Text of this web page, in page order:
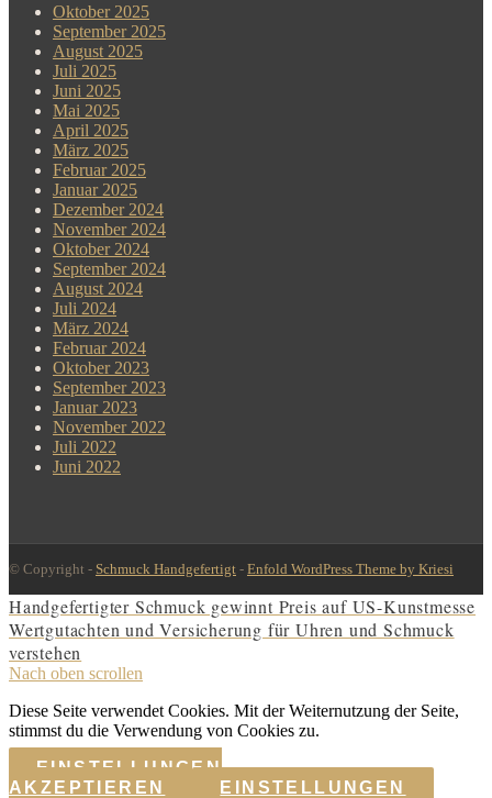
Oktober 2025
September 2025
August 2025
Juli 2025
Juni 2025
Mai 2025
April 2025
März 2025
Februar 2025
Januar 2025
Dezember 2024
November 2024
Oktober 2024
September 2024
August 2024
Juli 2024
März 2024
Februar 2024
Oktober 2023
September 2023
Januar 2023
November 2022
Juli 2022
Juni 2022
© Copyright - Schmuck Handgefertigt - Enfold WordPress Theme by Kriesi
Handgefertigter Schmuck gewinnt Preis auf US-Kunstmesse
Wertgutachten und Versicherung für Uhren und Schmuck
verstehen
Nach oben scrollen
Diese Seite verwendet Cookies. Mit der Weiternutzung der Seite,
stimmst du die Verwendung von Cookies zu.
EINSTELLUNGEN
AKZEPTIEREN
EINSTELLUNGEN